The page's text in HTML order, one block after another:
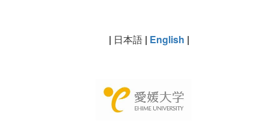
| 日本語 | English |